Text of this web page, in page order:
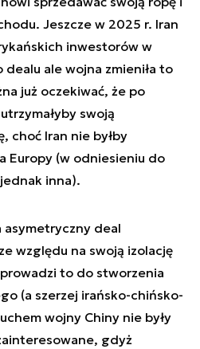
Jeszcze w 2025 r. Iran
inwestorów w
ale wojna zmieniła to
już oczekiwać, że po
swoją
choć Iran nie byłby
Europy (w odniesieniu do
inna).
asymetryczny deal
względu na swoją izolację
to do stworzenia
(a szerzej irańsko-chińsko-
wojny Chiny nie były
gdyż